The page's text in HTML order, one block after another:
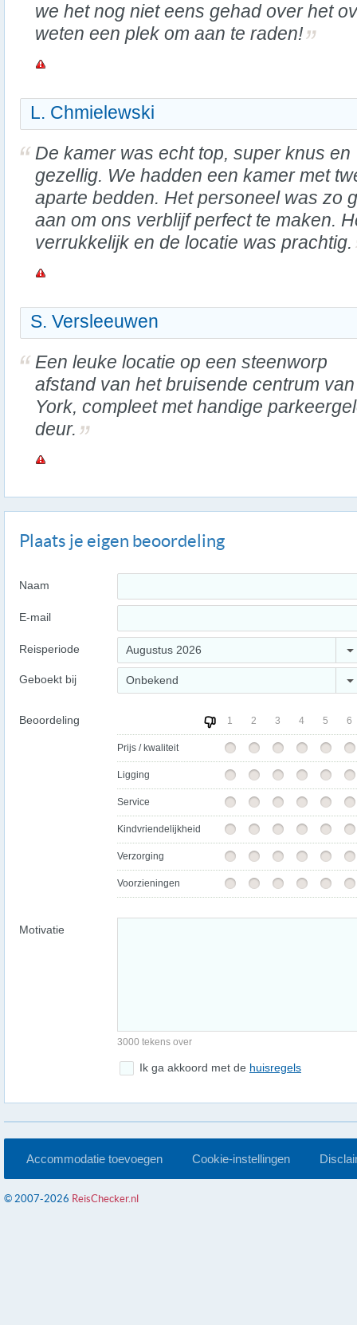
we het nog niet eens gehad over het
weten een plek om aan te raden!
L. Chmielewski
De kamer was echt top, super knus en
gezellig. We hadden een kamer met
aparte bedden. Het personeel was zo
aan om ons verblijf perfect te maken.
verrukkelijk en de locatie was prachtig.
S. Versleeuwen
Een leuke locatie op een steenworp
afstand van het bruisende centrum van
York, compleet met handige
deur.
Plaats je eigen beoordeling
Naam
E-mail
Reisperiode Augustus 2026
Geboekt bij Onbekend
Beoordeling 1 2 3 4 5 6
Prijs / kwaliteit
Ligging
Service
Kindvriendelijkheid
Verzorging
Voorzieningen
Motivatie
3000 tekens over
Ik ga akkoord met de huisregels
Accommodatie toevoegen Cookie-instellingen
© 2007-2026 ReisChecker.nl